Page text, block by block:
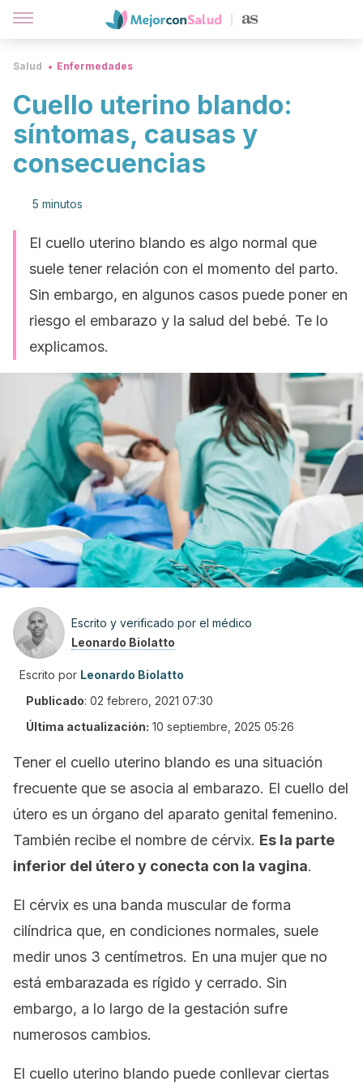
Salud Enfermedades
Cuello uterino blando:
síntomas, causas y
consecuencias
5 minutos
El cuello uterino blando es algo normal que
suele tener relación con el momento del parto.
Sin embargo, en algunos casos puede poner en
riesgo el embarazo y la salud del bebé. Te lo
explicamos.
Escrito y verificado por el médico
Leonardo Biolatto
Escrito por Leonardo Biolatto
Publicado: 02 febrero, 2021 07:30
Última actualización: 10 septiembre, 2025 05:26
Tener el cuello uterino blando es una situación
frecuente que se asocia al embarazo. El cuello del
útero es un órgano del aparato genital femenino.
También recibe el nombre de cérvix. Es la parte
inferior del útero y conecta con la vagina.
El cérvix es una banda muscular de forma
cilíndrica que, en condiciones normales, suele
medir unos 3 centímetros. En una mujer que no
está embarazada es rígido y cerrado. Sin
embargo, a lo largo de la gestación sufre
numerosos cambios.
El cuello uterino blando puede conllevar ciertas